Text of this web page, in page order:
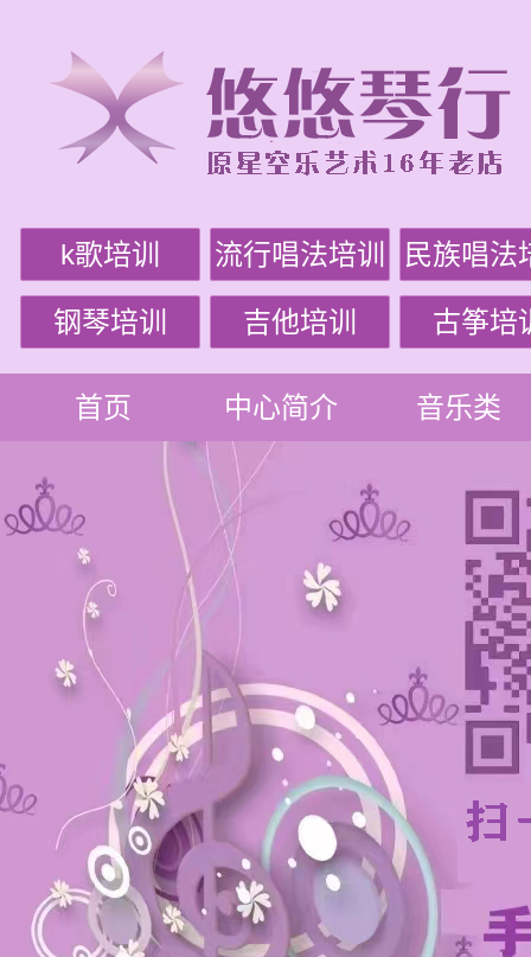
k歌培训 流行唱法培训 民族唱法
钢琴培训 吉他培训 古筝培
首页 中心简介 音乐类